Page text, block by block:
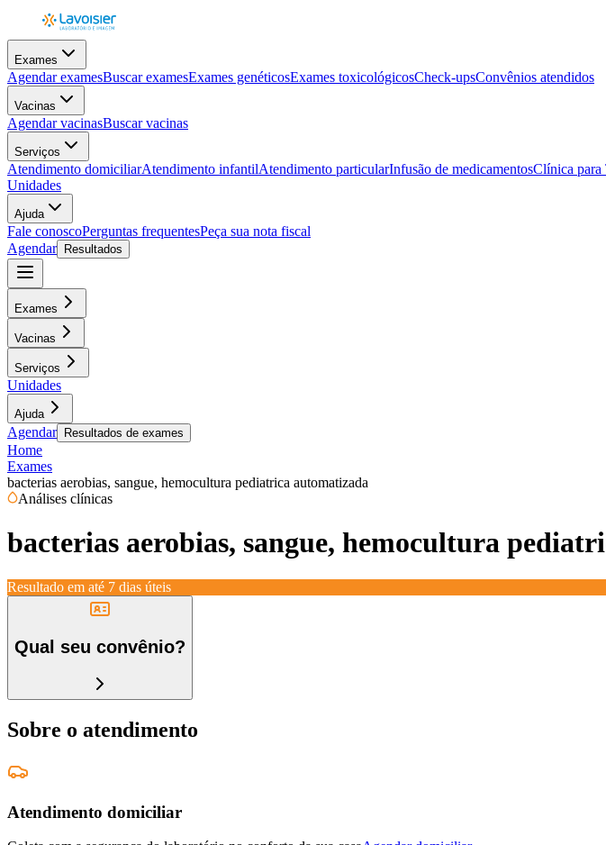
Exames
Agendar examesBuscar examesExames genéticosExames toxicológicosCheck-upsConvênios atendidos
Vacinas
Agendar vacinasBuscar vacinas
Serviços
Atendimento domiciliarAtendimento infantilAtendimento particularInfusão de medicamentosClínica para
Unidades
Ajuda
Fale conoscoPerguntas frequentesPeça sua nota fiscal
Agendar
Resultados
Exames
Vacinas
Serviços
Unidades
Ajuda
Agendar Resultados de exames
Home
Exames
bacterias aerobias, sangue, hemocultura pediatrica automatizada
Análises clínicas
bacterias aerobias, sangue, hemocultura
Resultado em até 7 dias úteis
Qual seu convênio?
Sobre o atendimento
Atendimento domiciliar